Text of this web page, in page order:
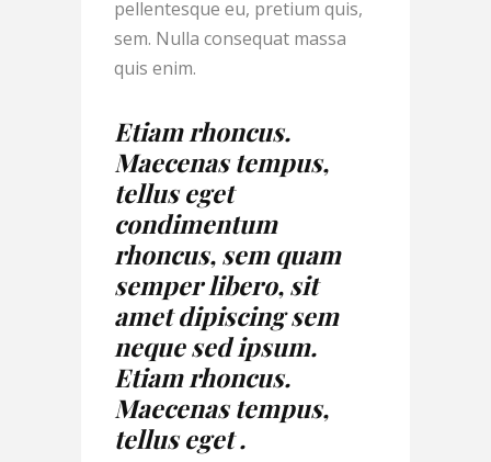
pellentesque eu, pretium quis,
sem. Nulla consequat massa
quis enim.
Etiam rhoncus.
Maecenas tempus,
tellus eget
condimentum
rhoncus, sem quam
semper libero, sit
amet dipiscing sem
neque sed ipsum.
Etiam rhoncus.
Maecenas tempus,
tellus eget .